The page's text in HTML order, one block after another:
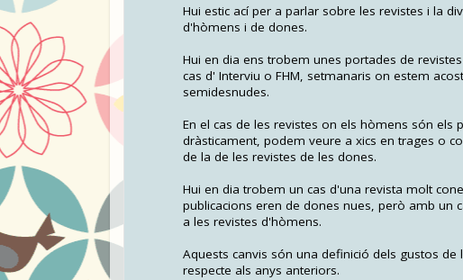
Hui estic ací per a parlar sobre les revistes i la
d'hòmens i de dones.
Hui en dia ens trobem unes portades de
cas d' Interviu o FHM, setmanaris on estem
semidesnudes.
En el cas de les revistes on els hòmens són
dràsticament, podem veure a xics en trages o
de la de les revistes de les dones.
Hui en dia trobem un cas d'una revista molt
publicacions eren de dones nues, però amb un
a les revistes d'hòmens.
Aquests canvis són una definició dels gustos
respecte als anys anteriors.